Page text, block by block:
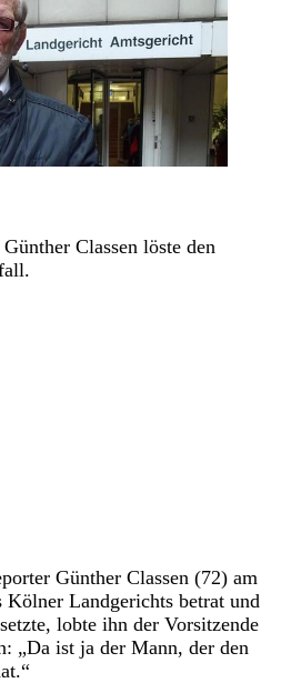
Classen löste den
Günther Classen (72) am
Landgerichts betrat und
lobte ihn der Vorsitzende
„Da ist ja der Mann, der den